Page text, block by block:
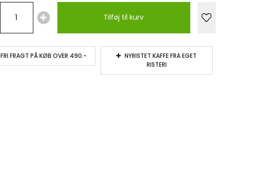
Tilføj til kurv
FRI FRAGT PÅ KØB OVER 490.-
NYRISTET KAFFE FRA EGET
RISTERI